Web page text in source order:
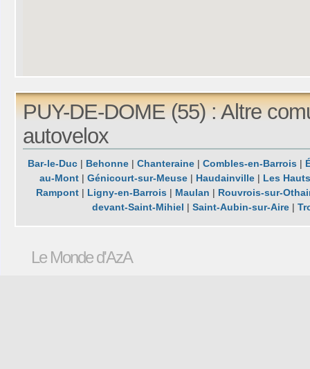
PUY-DE-DOME (55) : Altre
autovelox
Bar-le-Duc | Behonne |Chanteraine |Combles-en-Barrois |
au-Mont |Génicourt-sur-Meuse | Haudainville | Les
Rampont | Ligny-en-Barrois | Maulan | Rouvrois-sur-
devant-Saint-Mihiel |Saint-Aubin-sur-Aire |
Le Monde d'AzA